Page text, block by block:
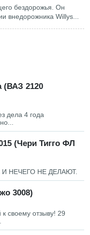
бездорожья. Он
внедорожника Willys...
(ВАЗ 2120
дела 4 года
(Чери Тигго ФЛ
НЕЧЕГО НЕ ДЕЛАЮТ.
3008)
своему отзыву! 29